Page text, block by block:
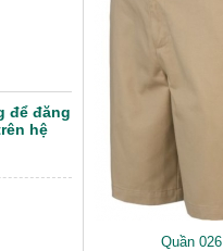
để đăng
hệ
Quần 026